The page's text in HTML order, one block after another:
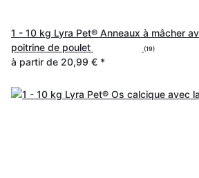
1 - 10 kg Lyra Pet® Anneaux à mâcher
poitrine de poulet
(19)
à partir de 20,99 € *